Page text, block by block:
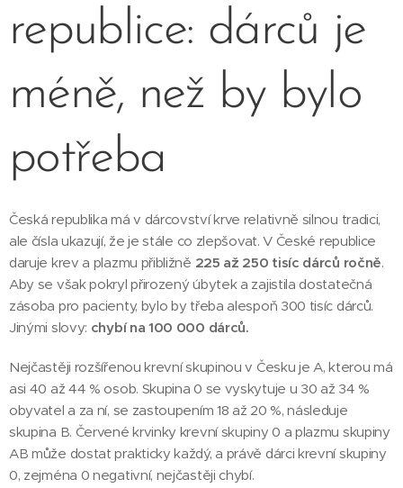
republice: dárců je
méně, než by bylo
potřeba
Česká republika má v dárcovství krve relativně silnou tradici,
ale čísla ukazují, že je stále co zlepšovat. V České republice
daruje krev a plazmu přibližně 225 až 250 tisíc dárců ročně.
Aby se však pokryl přirozený úbytek a zajistila dostatečná
zásoba pro pacienty, bylo by třeba alespoň 300 tisíc dárců.
Jinými slovy: chybí na 100 000 dárců.
Nejčastěji rozšířenou krevní skupinou v Česku je A, kterou má
asi 40 až 44 % osob. Skupina 0 se vyskytuje u 30 až 34 %
obyvatel a za ní, se zastoupením 18 až 20 %, následuje
skupina B. Červené krvinky krevní skupiny 0 a plazmu skupiny
AB může dostat prakticky každý, a právě dárci krevní skupiny
0, zejména 0 negativní, nejčastěji chybí.